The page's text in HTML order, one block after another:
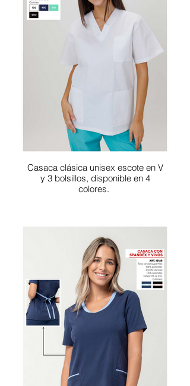
Casaca clásica unisex escote en V
y 3 bolsillos, disponible en 4
colores.